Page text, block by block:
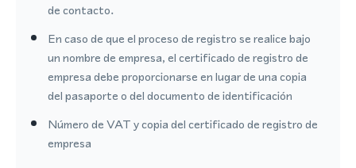
de contacto.
En caso de que el proceso de registro se realice bajo
un nombre de empresa, el certificado de registro de
empresa debe proporcionarse en lugar de una copia
del pasaporte o del documento de identificación
Número de VAT y copia del certificado de registro de
empresa